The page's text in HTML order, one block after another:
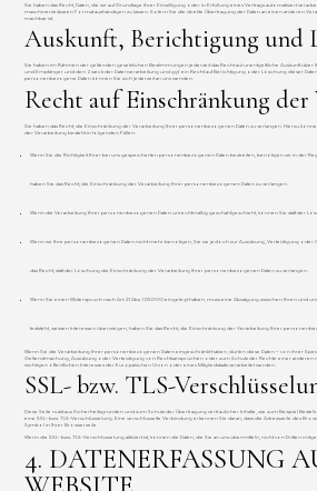
Sie haben das Recht, Daten, die wir auf Grundlage Ihrer Einwilligung oder in Erfüllung eines Vertrags automatisiert
maschinenlesbaren Format aushändigen zu lassen. Sofern Sie die direkte Übertragung der Daten an einen anderen
machbar ist.
Auskunft, Berichtigung und
Sie haben im Rahmen der geltenden gesetzlichen Bestimmungen jederzeit das Recht auf unentgeltliche Auskunft
und Empfänger und den Zweck der Datenverarbeitung und ggf. ein Recht auf Berichtigung oder Löschung dieser
personenbezogene Daten können Sie sich jederzeit an uns wenden.
Recht auf Einschränkung
Sie haben das Recht, die Einschränkung der Verarbeitung Ihrer personenbezogenen Daten zu verlangen. Hierzu
der Verarbeitung besteht in folgenden Fällen:
Wenn Sie die Richtigkeit Ihrer bei uns gespeicherten personenbezogenen Daten bestreiten, benötigen wir in der
haben Sie das Recht, die Einschränkung der Verarbeitung Ihrer personenbezogenen Daten zu verlangen.
Wenn die Verarbeitung Ihrer personenbezogenen Daten unrechtmäßig geschah/geschieht, können Sie statt der
Wenn wir Ihre personenbezogenen Daten nicht mehr benötigen, Sie sie jedoch zur Ausübung, Verteidigung oder
das Recht, statt der Löschung die Einschränkung der Verarbeitung Ihrer personenbezogenen Daten zu verlangen.
Wenn Sie einen Widerspruch nach Art. 21 Abs. 1 DSGVO eingelegt haben, muss eine Abwägung zwischen Ihren
feststeht, wessen Interessen überwiegen, haben Sie das Recht, die Einschränkung der Verarbeitung Ihrer
Wenn Sie die Verarbeitung Ihrer personenbezogenen Daten eingeschränkt haben, dürfen diese Daten – von ihrer
Geltendmachung, Ausübung oder Verteidigung von Rechtsansprüchen oder zum Schutz der Rechte einer
wichtigen öffentlichen Interesses der Europäischen Union oder eines Mitgliedstaats verarbeitet werden.
SSL- bzw. TLS-
Diese Seite nutzt aus Sicherheitsgründen und zum Schutz der Übertragung vertraulicher Inhalte, wie zum Beispiel
eine SSL- bzw. TLS-Verschlüsselung. Eine verschlüsselte Verbindung erkennen Sie daran, dass die Adresszeile des
Symbol in Ihrer Browserzeile.
Wenn die SSL- bzw. TLS-Verschlüsselung aktiviert ist, können die Daten, die Sie an uns übermitteln, nicht von Dritten
4. DATENERFASSUNG